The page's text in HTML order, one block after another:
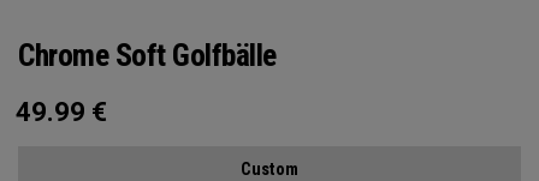
Chrome Soft Golfbälle
49.99 €
Custom